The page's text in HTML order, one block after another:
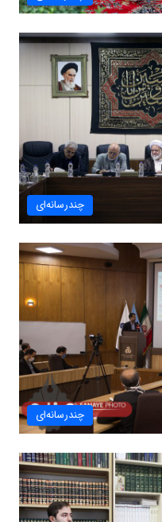
چندرسانه‌ای
چندرسانه‌ای